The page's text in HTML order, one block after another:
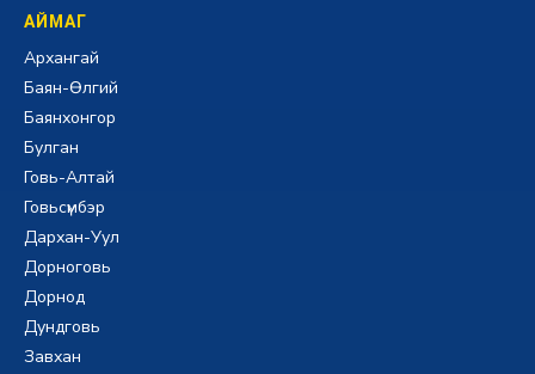
АЙМАГ
Архангай
Баян-Өлгий
Баянхонгор
Булган
Говь-Алтай
Говьсүмбэр
Дархан-Уул
Дорноговь
Дорнод
Дундговь
Завхан